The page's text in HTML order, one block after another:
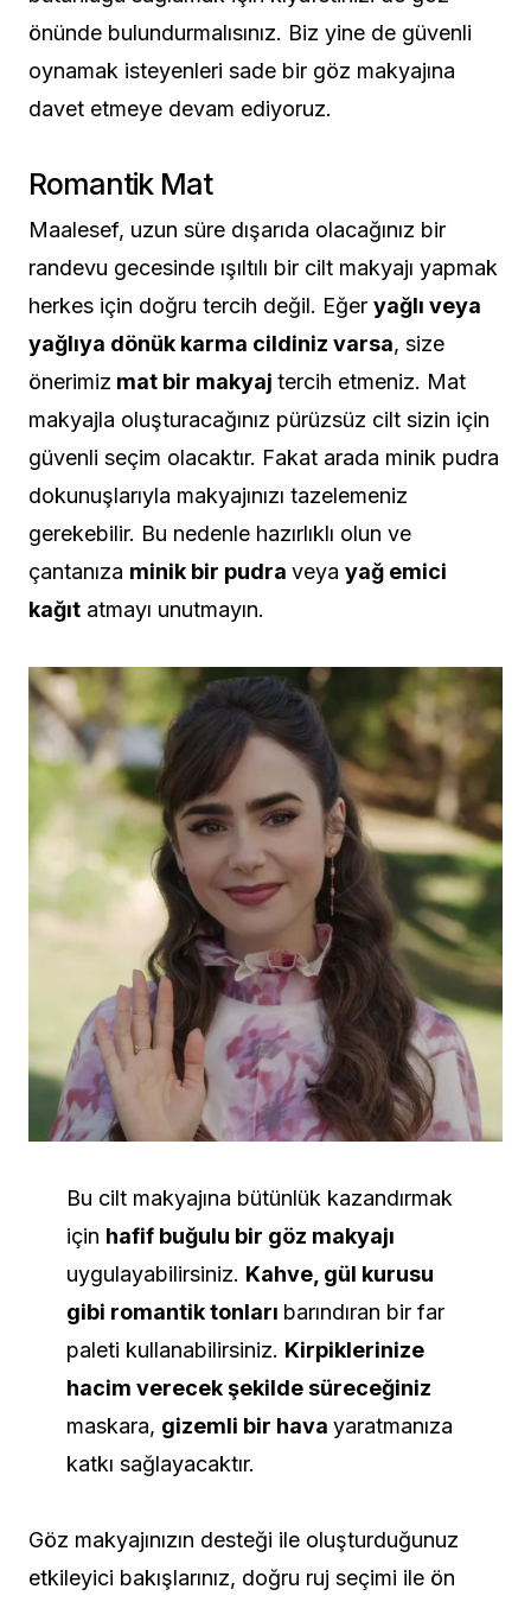
önünde bulundurmalısınız. Biz yine de güvenli
oynamak isteyenleri sade bir göz makyajına
davet etmeye devam ediyoruz.
Romantik Mat
Maalesef, uzun süre dışarıda olacağınız bir
randevu gecesinde ışıltılı bir cilt makyajı yapmak
herkes için doğru tercih değil. Eğer yağlı veya
yağlıya dönük karma cildiniz varsa, size
önerimiz mat bir makyaj tercih etmeniz. Mat
makyajla oluşturacağınız pürüzsüz cilt sizin için
güvenli seçim olacaktır. Fakat arada minik pudra
dokunuşlarıyla makyajınızı tazelemeniz
gerekebilir. Bu nedenle hazırlıklı olun ve
çantanıza minik bir pudra veya yağ emici
kağıt atmayı unutmayın.
Bu cilt makyajına bütünlük kazandırmak
için hafif buğulu bir göz makyajı
uygulayabilirsiniz. Kahve, gül kurusu
gibi romantik tonları barındıran bir far
paleti kullanabilirsiniz. Kirpiklerinize
hacim verecek şekilde süreceğiniz
maskara, gizemli bir hava yaratmanıza
katkı sağlayacaktır.
Göz makyajınızın desteği ile oluşturduğunuz
etkileyici bakışlarınız, doğru ruj seçimi ile ön